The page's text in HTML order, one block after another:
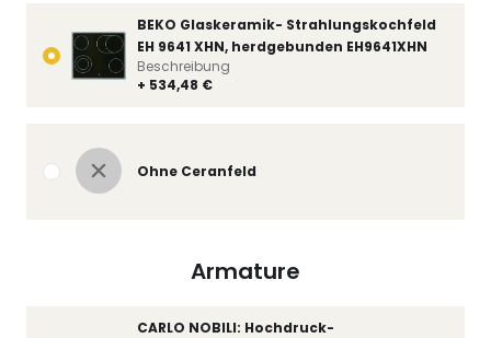
BEKO Glaskeramik- Strahlungskochfeld
EH 9641 XHN, herdgebunden EH9641XHN
+ 534,48 €
Beschreibung
Ohne Ceranfeld
Armature
CARLO NOBILI: Hochdruck-